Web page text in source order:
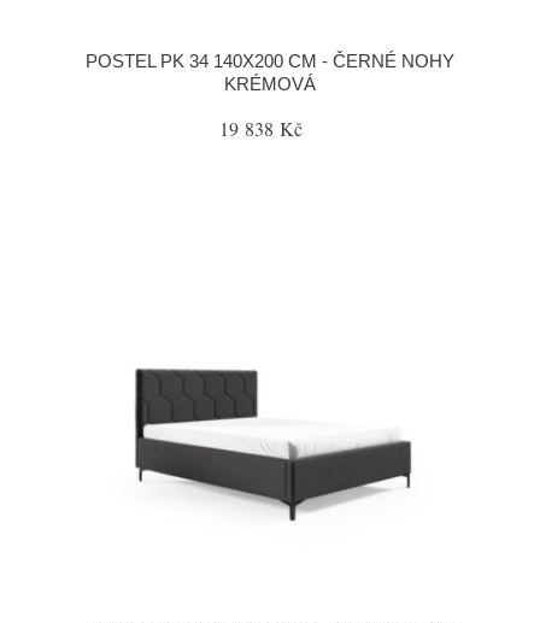
POSTEL PK 34 140X200 CM - ČERNÉ NOHY
KRÉMOVÁ
19 838 Kč